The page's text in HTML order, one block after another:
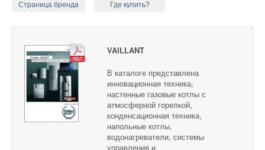
Страница бренда Где купить?
VAILLANT
В каталоге представлена
инновационная техника,
настенные газовые котлы с
атмосферной горелкой,
конденсационная техника,
напольные котлы,
водонагреватели, системы
управления и